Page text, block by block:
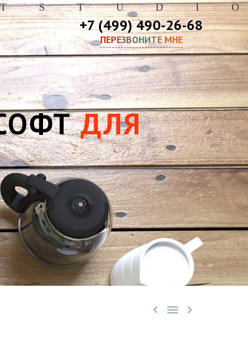
T S T U D I O
+7 (499) 490-26-68
ПЕРЕЗВОНИТЕ МНЕ
ДЛЯ
  